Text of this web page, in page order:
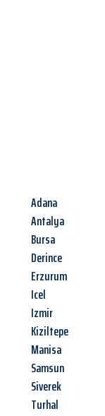
Adana
Antalya
Bursa
Derince
Erzurum
Icel
Izmir
Kiziltepe
Manisa
Samsun
Siverek
Turhal